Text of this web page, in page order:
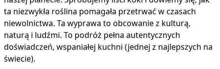
ta niezwykła roślina pomagała przetrwać w czasach
niewolnictwa. Ta wyprawa to obcowanie z kulturą,
naturą i ludźmi. To podróż pełna autentycznych
doświadczeń, wspaniałej kuchni (jednej z najlepszych na
świecie).